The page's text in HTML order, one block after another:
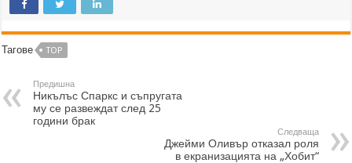
Тагове TOP
Предишна
Никълъс Спаркс и съпругата
му се развеждат след 25
години брак
Следваща
Джейми Оливър отказал роля
в екранизацията на „Хобит“